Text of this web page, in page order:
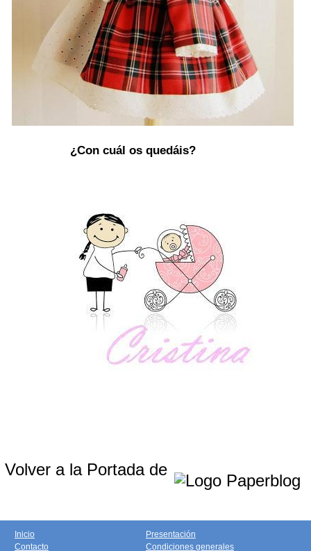
¿Con cuál os quedáis?
Volver a la Portada de
Inicio
Contacto
Presentación
Condiciones generales